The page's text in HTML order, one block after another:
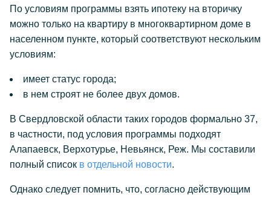
По условиям программы взять ипотеку на вторичку
можно только на квартиру в многоквартирном доме в
населенном пункте, который соответствуют нескольким
условиям:
имеет статус города;
в нем строят не более двух домов.
В Свердловской области таких городов формально 37,
в частности, под условия программы подходят
Алапаевск, Верхотурье, Невьянск, Реж. Мы составили
полный список в отдельной новости.
Однако следует помнить, что, согласно действующим